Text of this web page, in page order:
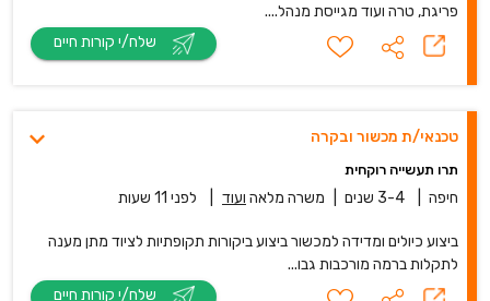
פריגת, טרה ועוד מגייסת מנהל....
טכנאי/ת מכשור ובקרה
תרו תעשייה רוקחית
חיפה 3-4 שנים משרה מלאה ועוד לפני 11 שעות
ביצוע כיולים ומדידה למכשור ביצוע ביקורות תקופתיות לציוד מתן מענה
לתקלות ברמה מורכבות גבו...